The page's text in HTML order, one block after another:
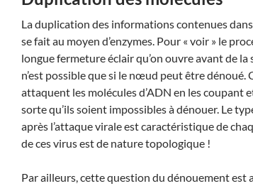
La duplication des informations contenues
se fait au moyen d’enzymes. Pour « voir » le
longue fermeture éclair qu’on ouvre avant de la
n’est possible que si le nœud peut être dénoué.
attaquent les molécules d’ADN en les coupant
sorte qu’ils soient impossibles à dénouer. Le
après l’attaque virale est caractéristique de
de ces virus est de nature topologique !
Par ailleurs, cette question du dénouement est